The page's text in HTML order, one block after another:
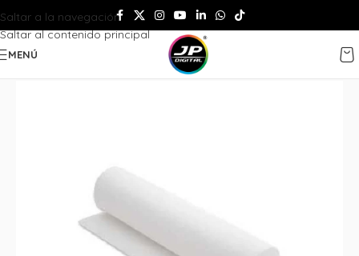
Saltar a la navegación
Saltar al contenido principal
MENÚ